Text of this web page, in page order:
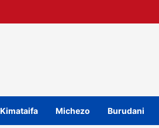
Michezo Burudani